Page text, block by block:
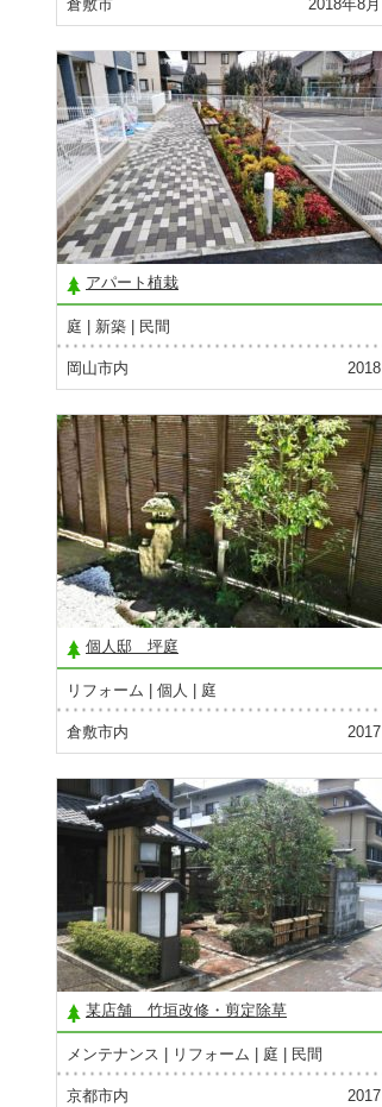
倉敷市 2018年8月
アパート植栽
庭 新築 民間
岡山市内 2018
個人邸 坪庭
リフォーム 個人 庭
倉敷市内 2017
某店舗 竹垣改修・剪定除草
メンテナンス リフォーム 庭 民間
京都市内 2017